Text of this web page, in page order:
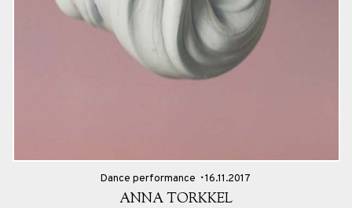
Dance performance 16.11.2017
ANNA TORKKEL